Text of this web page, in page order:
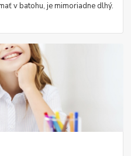
v batohu, je mimoriadne dlhý.